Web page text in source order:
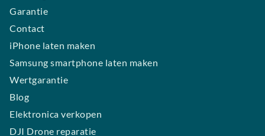
Garantie
Contact
iPhone laten maken
Samsung smartphone laten maken
Wertgarantie
Blog
Elektronica verkopen
DJI Drone reparatie